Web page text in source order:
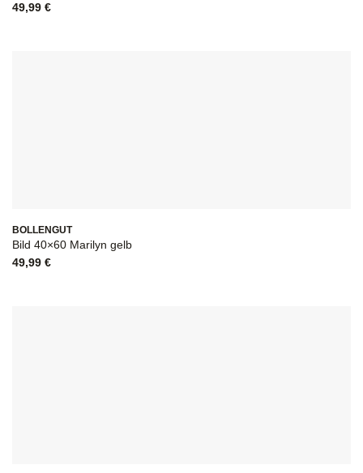
49,99 €
BOLLENGUT
Bild 40×60 Marilyn gelb
49,99 €